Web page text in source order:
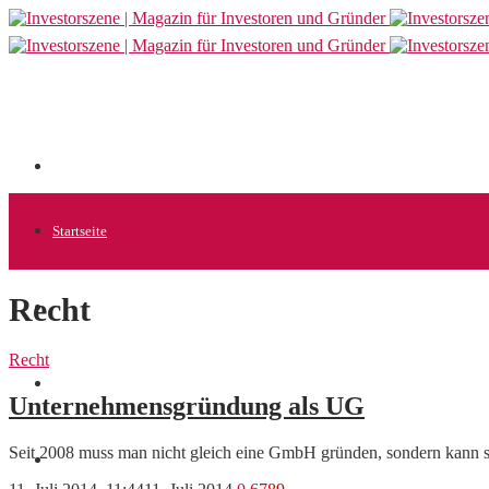
Startseite
Allgemein
News
Recht
Recht
Unternehmensgründung als UG
Seit 2008 muss man nicht gleich eine GmbH gründen, sondern